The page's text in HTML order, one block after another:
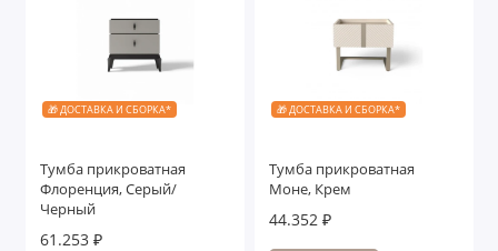
🎁 ДОСТАВКА И СБОРКА*
Тумба прикроватная
Флоренция, Серый/
Черный
61.253 ₽
🎁 ДОСТАВКА И СБОРКА*
Тумба прикроватная
Моне, Крем
44.352 ₽